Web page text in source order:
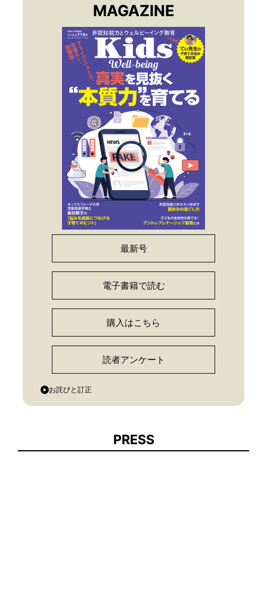
MAGAZINE
最新号
電子書籍で読む
購入はこちら
読者アンケート
お詫びと訂正
PRESS